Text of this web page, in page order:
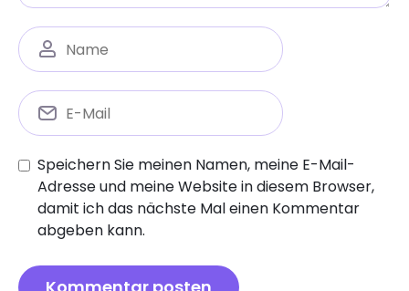
Speichern Sie meinen Namen, meine E-Mail-
Adresse und meine Website in diesem Browser,
damit ich das nächste Mal einen Kommentar
abgeben kann.